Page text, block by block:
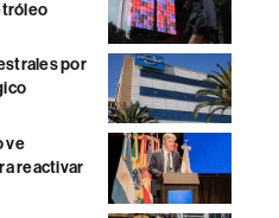
por
ve
reactivar